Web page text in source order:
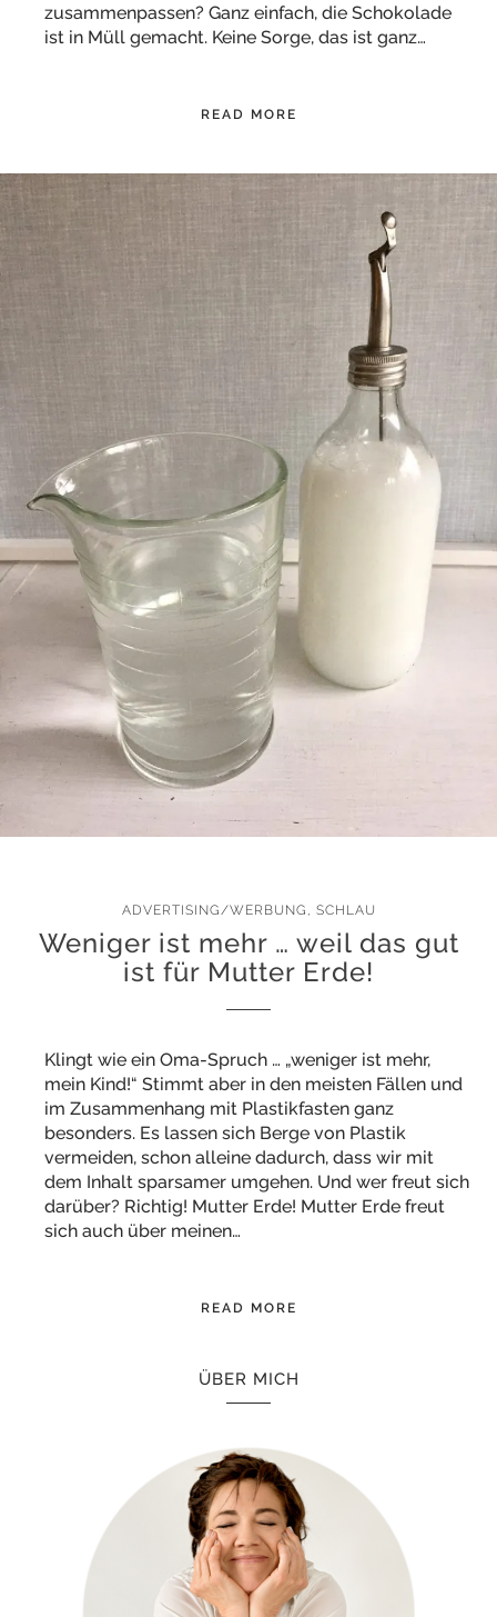
zusammenpassen? Ganz einfach, die Schokolade
ist in Müll gemacht. Keine Sorge, das ist ganz…
READ MORE
ADVERTISING/WERBUNG , SCHLAU
Weniger ist mehr … weil das gut
ist für Mutter Erde!
Klingt wie ein Oma-Spruch … „weniger ist mehr,
mein Kind!“ Stimmt aber in den meisten Fällen und
im Zusammenhang mit Plastikfasten ganz
besonders. Es lassen sich Berge von Plastik
vermeiden, schon alleine dadurch, dass wir mit
dem Inhalt sparsamer umgehen. Und wer freut sich
darüber? Richtig! Mutter Erde! Mutter Erde freut
sich auch über meinen…
READ MORE
ÜBER MICH